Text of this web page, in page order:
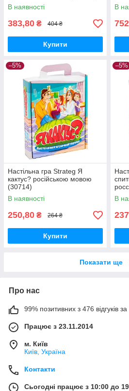
В наявності
383,80 ₴ 404 ₴
Купити
В
–5%
Настільна гра Strateg Я
кактус? російською мовою
(30714)
В наявності
250,80 ₴ 264 ₴
Купити
–5%
В
Показати ще
Про нас
99% позитивних з 476 відгуків за
Працює з 23.11.2014
м. Київ
Київ, Україна
Контакти
Сьогодні працює з 10:00 до